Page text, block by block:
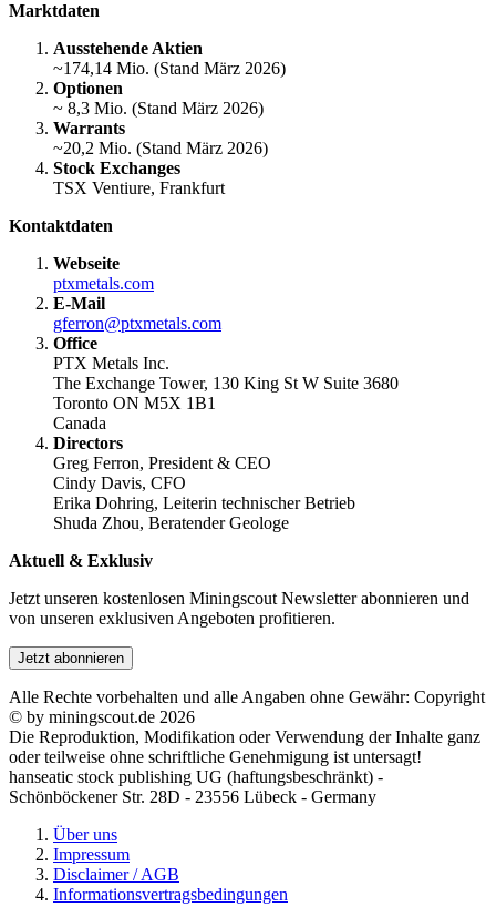
Marktdaten
Ausstehende Aktien
~174,14 Mio. (Stand März 2026)
Optionen
~ 8,3 Mio. (Stand März 2026)
Warrants
~20,2 Mio. (Stand März 2026)
Stock Exchanges
TSX Ventiure, Frankfurt
Kontaktdaten
Webseite
ptxmetals.com
E-Mail
gferron@ptxmetals.com
Office
PTX Metals Inc.
The Exchange Tower, 130 King St W Suite 3680
Toronto ON M5X 1B1
Canada
Directors
Greg Ferron, President & CEO
Cindy Davis, CFO
Erika Dohring, Leiterin technischer Betrieb
Shuda Zhou, Beratender Geologe
Aktuell & Exklusiv
Jetzt unseren kostenlosen Miningscout Newsletter abonnieren und
von unseren exklusiven Angeboten profitieren.
Jetzt abonnieren
Alle Rechte vorbehalten und alle Angaben ohne Gewähr: Copyright
© by miningscout.de 2026
Die Reproduktion, Modifikation oder Verwendung der Inhalte ganz
oder teilweise ohne schriftliche Genehmigung ist untersagt!
hanseatic stock publishing UG (haftungsbeschränkt) -
Schönböckener Str. 28D - 23556 Lübeck - Germany
Über uns
Impressum
Disclaimer / AGB
Informationsvertragsbedingungen